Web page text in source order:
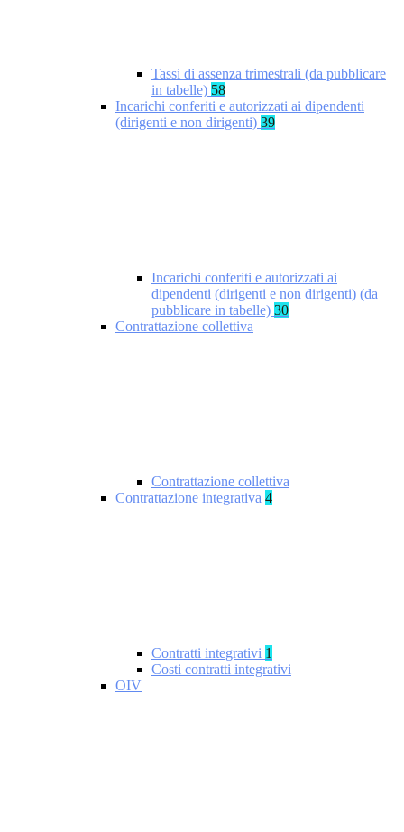
Tassi di assenza trimestrali (da pubblicare
in tabelle) 58
Incarichi conferiti e autorizzati ai dipendenti
(dirigenti e non dirigenti) 39
Incarichi conferiti e autorizzati ai
dipendenti (dirigenti e non dirigenti) (da
pubblicare in tabelle) 30
Contrattazione collettiva
Contrattazione collettiva
Contrattazione integrativa 4
Contratti integrativi 1
Costi contratti integrativi
OIV